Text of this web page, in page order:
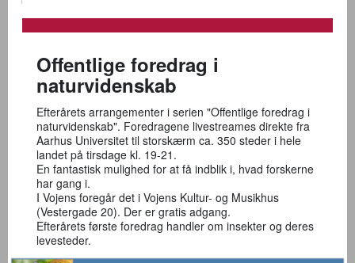
Offentlige foredrag i
naturvidenskab
Efterårets arrangementer i serien "Offentlige foredrag i
naturvidenskab". Foredragene livestreames direkte fra
Aarhus Universitet til storskærm ca. 350 steder i hele
landet på tirsdage kl. 19-21.
En fantastisk mulighed for at få indblik i, hvad forskerne
har gang i.
I Vojens foregår det i Vojens Kultur- og Musikhus
(Vestergade 20). Der er gratis adgang.
Efterårets første foredrag handler om insekter og deres
levesteder.